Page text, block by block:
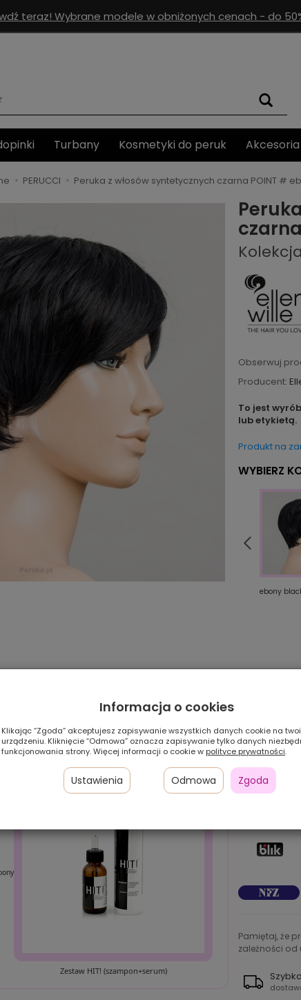
teraz! Wybrane modele w obniżonych cenach - do
Turbany Kosmetyki do peruk Akcesoria
PERUCCI Peruka z włosów syntetycznych czarna POINT #
Zestaw HIT! (szampon+serum)
Obserwuj
Producent:
To jest
lub etykietą.
Produkt na
WYBIERZ
ebony
Pamiętaj, że
zależności od
Szybka
Informacja o cookies
Klikając “Zgoda” akceptujesz zapisywanie wszystkich danych cookie na
urządzeniu. Kliknięcie “Odmowa” oznacza zapisywanie tylko danych
funkcjonowania strony. Więcej informacji o cookie w polityce prywatności.
Ustawienia Odmowa Zgoda